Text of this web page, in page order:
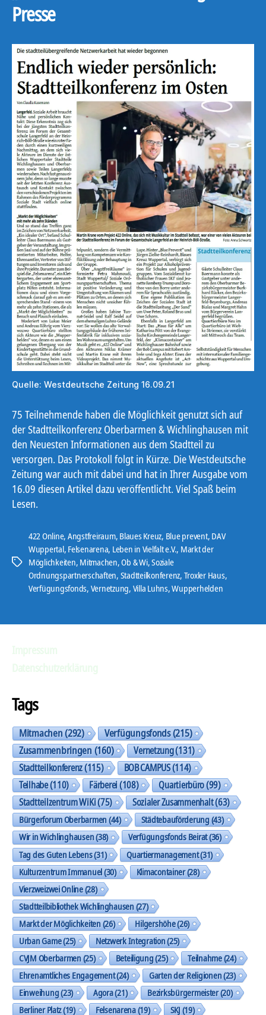
Presse
Quelle: Westdeutsche Zeitung 16.09.21
75 Teilnehmende haben die Möglichkeit genutzt sich auf
der Stadtteilkonferenz Oberbarmen & Wichlinghausen mit
den Neuesten Informationen aus dem Stadtteil zu
versorgen. Das Protokoll folgt in Kürze. Die Westdeutsche
Zeitung war auch mit dabei und hat in Ihrer Ausgabe vom
16.09 diesen Artikel dazu veröffentlicht. Viel Spaß beim
Lesen.
Schlagwörter
422 Online, Angstfreiraum, Blaues Kreuz, Blue prevent, DAV
Wuppertal, Felsenarena, Leben in Vielfalt e.V., Markt der
Möglichkeiten, Mitmachen,Ob & Wi,Soziale
Ordnungspartnerschaften, Stadtteilkonferenz, Troxler Haus,
Verfügungsfonds, Vernetzung, Villa Luhns,Wupperhelden
Tags
Mitmachen(292) Verfügungsfonds(215)
Zusammenbringen(160) Vernetzung(131)
Stadtteilkonferenz(115) BOB CAMPUS(114)
Teilhabe(110) Färberei(108) Quartierbüro(99)
Stadtteilzentrum WiKi(75) Sozialer Zusammenhalt(63)
Bürgerforum Oberbarmen(44) Städtebauförderung(43)
Wir in Wichlinghausen(38) Verfügungsfonds Beirat(36)
Tag des Guten Lebens(31) Quartiermanagement(31)
Kulturzentrum Immanuel(30) Klimacontainer(28)
Vierzweizwei Online(28)
Stadtteilbibliothek Wichlinghausen(27)
Markt der Möglichkeiten(26) Hilgershöhe(26)
Urban Game(25) Netzwerk Integration(25)
CVJM Oberbarmen(25) Beteiligung(25) Teilnahme(24)
Ehrenamtliches Engagement(24) Garten der Religionen(23)
Einweihung(23) Agora(21) Bezirksbürgermeister(20)
Berliner Platz(19) Felsenarena(19) SKJ(19)